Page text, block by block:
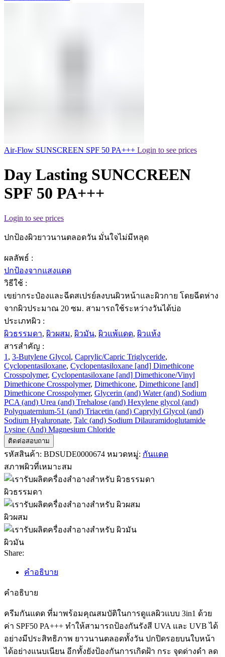
Air-Flow SUNSCREEN SPF 50 PA+++ Login to see prices
Day Lasting SUNCCREEN
SPF 50 PA+++
Login to see prices
ปกป้องผิวยาวนานตลอดวัน มั่นใจไม่มีหลุด
ผลลัพธ์ :
ปกป้องจากแสงแดด
วิธีใช้ :
เขย่ากระป๋องและฉีดสเปรย์ลงบนผิวหน้าและผิวกาย โดยฉีดห่าง
จากผิวประมาณ 20 ซม. สามารถใช้ระหว่างวันได้บ่อ
ประเภทผิว :
ผิวธรรมดา, ผิวผสม, ผิวมัน, ผิวแพ้แดด, ผิวแห้ง
สารสำคัญ :
1 , 3-Butylene Glycol, Caprylic/Capric Triglyceride,
Cyclopentasiloxane, Cyclopentasiloxane [and] Dimethicone
Crosspolymer, Cyclopentasiloxane [and] Dimethicone/Vinyl
Dimethicone Crosspolymer, Dimethicone, Dimethicone [and]
Dimethicone Crosspolymer, Glycerin (and) Water (and) Sodium
PCA (and) Urea (and) Trehalose (and) Hexylene glycol (and)
Polyquaternium-51 (and) Triacetin (and) Caprylyl Glycol (and)
Sodium Hyaluronate, Talc (and) Sodium Dilauramidoglutamide
Lysine (And) Magnesium Chloride
ติดต่อสอบถาม
รหัสสินค้า: BDSUDE0000674 หมวดหมู่: กันแดด
สภาพผิวที่เหมาะสม
ผิวธรรมดา
ผิวผสม
ผิวมัน
Share:
คำอธิบาย
คำอธิบาย
ครีมกันแดด ที่มาพร้อมคุณสมบัติในการดูแลผิวแบบ 3in1 ด้วย
ค่า SPF50 PA+++ ทำให้สามารถป้องกันรังสี UVA และ UVB ได้
อย่างมีประสิทธิภาพ ยาวนานตลอดทั้งวัน ปกปิดรอยบนใบหน้า
ได้อย่างแนบเนียน อีกทั้งยังป้องกันการเกิดฝ้า กระ จุดด่างดำ ลด